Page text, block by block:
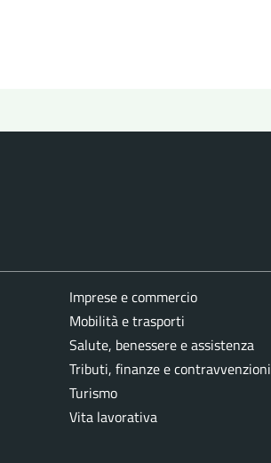
Imprese e commercio
Mobilità e trasporti
Salute, benessere e assistenza
Tributi, finanze e contravvenzioni
Turismo
Vita lavorativa